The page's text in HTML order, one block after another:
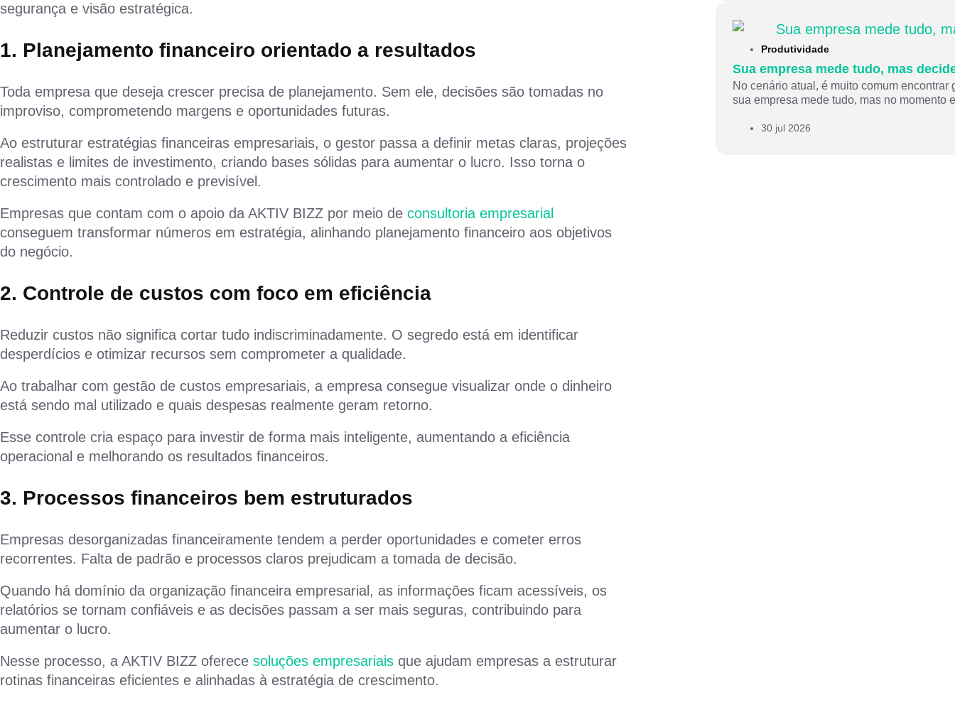
segurança e visão estratégica.
1. Planejamento financeiro orientado a resultados
Toda empresa que deseja crescer precisa de planejamento. Sem ele, decisões são tomadas no
improviso, comprometendo margens e oportunidades futuras.
Ao estruturar estratégias financeiras empresariais, o gestor passa a definir metas claras, projeções
realistas e limites de investimento, criando bases sólidas para aumentar o lucro. Isso torna o
crescimento mais controlado e previsível.
Empresas que contam com o apoio da AKTIV BIZZ por meio de consultoria empresarial
conseguem transformar números em estratégia, alinhando planejamento financeiro aos objetivos
do negócio.
2. Controle de custos com foco em eficiência
Reduzir custos não significa cortar tudo indiscriminadamente. O segredo está em identificar
desperdícios e otimizar recursos sem comprometer a qualidade.
Ao trabalhar com gestão de custos empresariais, a empresa consegue visualizar onde o dinheiro
está sendo mal utilizado e quais despesas realmente geram retorno.
Esse controle cria espaço para investir de forma mais inteligente, aumentando a eficiência
operacional e melhorando os resultados financeiros.
3. Processos financeiros bem estruturados
Empresas desorganizadas financeiramente tendem a perder oportunidades e cometer erros
recorrentes. Falta de padrão e processos claros prejudicam a tomada de decisão.
Quando há domínio da organização financeira empresarial, as informações ficam acessíveis, os
relatórios se tornam confiáveis e as decisões passam a ser mais seguras, contribuindo para
aumentar o lucro.
Nesse processo, a AKTIV BIZZ oferece soluções empresariais que ajudam empresas a estruturar
rotinas financeiras eficientes e alinhadas à estratégia de crescimento.
Produtividade
Sua empresa mede tudo, mas
No cenário atual, é muito comum
sua empresa mede tudo, mas no momento
30 jul 2026